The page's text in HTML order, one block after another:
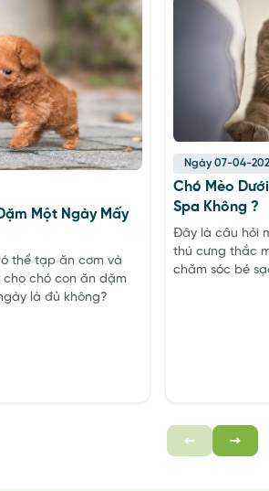
Một Ngày Mấy
thể tạp ăn cơm và
chó con ăn dặm
là đủ không?
Ngày 07-04-
Chó Mèo
Spa Không ?
Đây là câu hỏi
thú cưng thắc
chăm sóc bé